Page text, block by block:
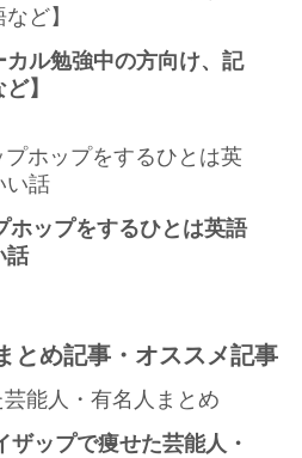
カル勉強中の方向け、記
】
ホップをするひとは英語
話
とめ記事・オススメ記事
ザップで痩せた芸能人・